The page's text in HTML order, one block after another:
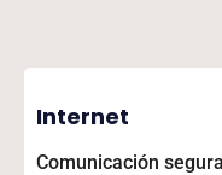
Internet
Comunicación